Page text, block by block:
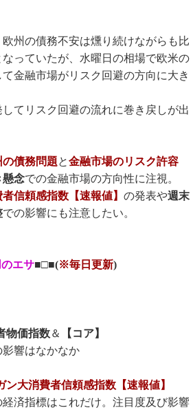
州の債務不安は燻り続けながらも比
っていたが、水曜日の相場で欧米の
金融市場がリスク回避の方向に大き
てリスク回避の流れに巻き戻しが出
の債務問題と金融市場のリスク許容
懸念での金融市場の方向性に注視。
信頼感指数【速報値】 の発表や週末
での影響にも注意したい。
エサ■□■(※毎日更新)
物価指数＆
【コア】
響はなかなか
ン大消費者信頼感指数【速報値】
済指標はこれだけ。注目度及び影響